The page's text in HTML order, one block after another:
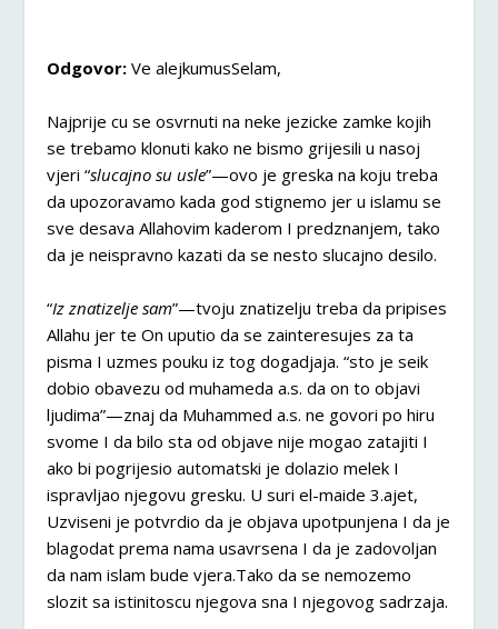
Odgovor:Ve alejkumusSelam,
Najprije cu se osvrnuti na neke jezicke zamke kojih
se trebamo klonuti kako ne bismo grijesili u nasoj
vjeri “slucajno su usle”—ovo je greska na koju treba
da upozoravamo kada god stignemo jer u islamu se
sve desava Allahovim kaderom I predznanjem, tako
da je neispravno kazati da se nesto slucajno desilo.
“Iz znatizelje sam”—tvoju znatizelju treba da pripises
Allahu jer te On uputio da se zainteresujes za ta
pisma I uzmes pouku iz tog dogadjaja. “sto je seik
dobio obavezu od muhameda a.s. da on to objavi
ljudima”—znaj da Muhammed a.s. ne govori po hiru
svome I da bilo sta od objave nije mogao zatajiti I
ako bi pogrijesio automatski je dolazio melek I
ispravljao njegovu gresku. U suri el-maide 3.ajet,
Uzviseni je potvrdio da je objava upotpunjena I da je
blagodat prema nama usavrsena I da je zadovoljan
da nam islam bude vjera.Tako da se nemozemo
slozit sa istinitoscu njegova sna I njegovog sadrzaja.